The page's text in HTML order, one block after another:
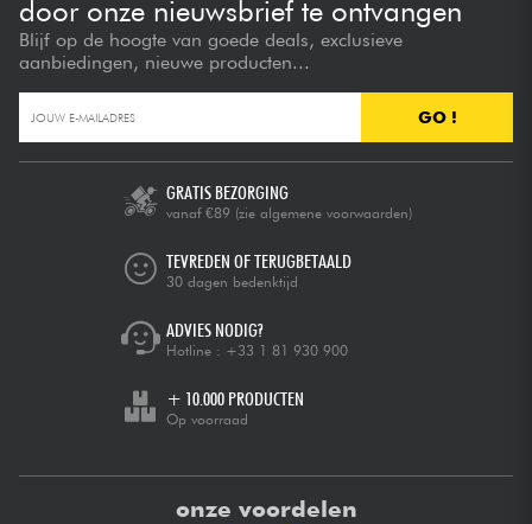
door onze nieuwsbrief te ontvangen
Blijf op de hoogte van goede deals, exclusieve
aanbiedingen, nieuwe producten...
GO !
GRATIS BEZORGING
vanaf €89 (zie algemene voorwaarden)
TEVREDEN OF TERUGBETAALD
30 dagen bedenktijd
ADVIES NODIG?
Hotline : +33 1 81 930 900
+ 10.000 PRODUCTEN
Op voorraad
onze voordelen